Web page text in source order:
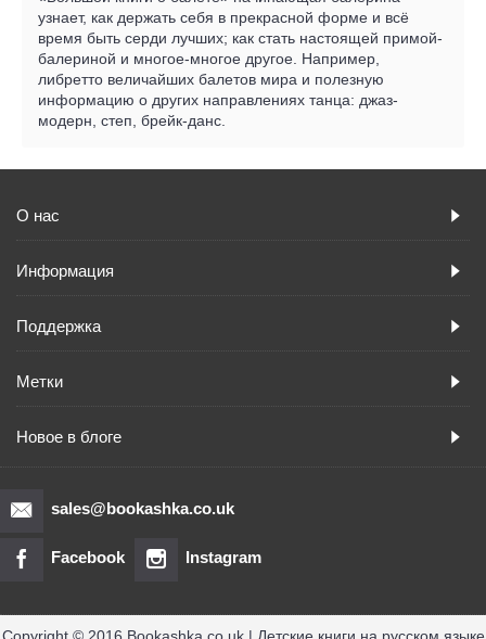
узнает, как держать себя в прекрасной форме и всё
время быть серди лучших; как стать настоящей примой-
балериной и многое-многое другое. Например,
либретто величайших балетов мира и полезную
информацию о других направлениях танца: джаз-
модерн, степ, брейк-данс.
О нас
Информация
Поддержка
Метки
Новое в блоге
sales@bookashka.co.uk
Facebook Instagram
Copyright © 2016 Bookashka.co.uk | Детские книги на русском языке